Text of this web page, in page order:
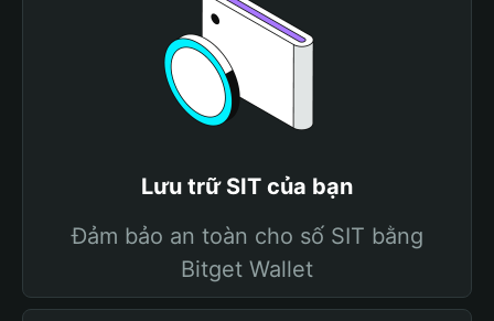
Lưu trữ SIT của bạn
Đảm bảo an toàn cho số SIT bằng
Bitget Wallet